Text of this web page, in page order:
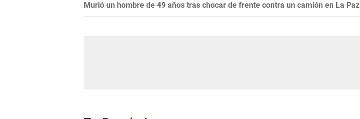
Murió un hombre de 49 años tras chocar de frente contra un camión en La Paz